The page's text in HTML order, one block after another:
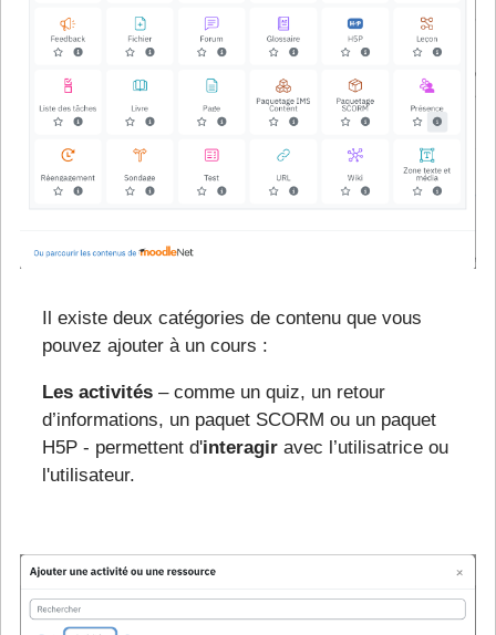
Il existe deux catégories de contenu que vous
pouvez ajouter à un cours :
Les activités – comme un quiz, un retour
d’informations, un paquet SCORM ou un paquet
H5P - permettent d'interagir avec l’utilisatrice ou
l'utilisateur.